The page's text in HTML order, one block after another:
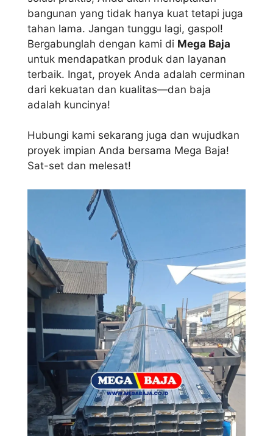
bangunan yang tidak hanya kuat tetapi juga
tahan lama. Jangan tunggu lagi, gaspol!
Bergabunglah dengan kami di Mega Baja
untuk mendapatkan produk dan layanan
terbaik. Ingat, proyek Anda adalah cerminan
dari kekuatan dan kualitas—dan baja
adalah kuncinya!
Hubungi kami sekarang juga dan wujudkan
proyek impian Anda bersama Mega Baja!
Sat-set dan melesat!